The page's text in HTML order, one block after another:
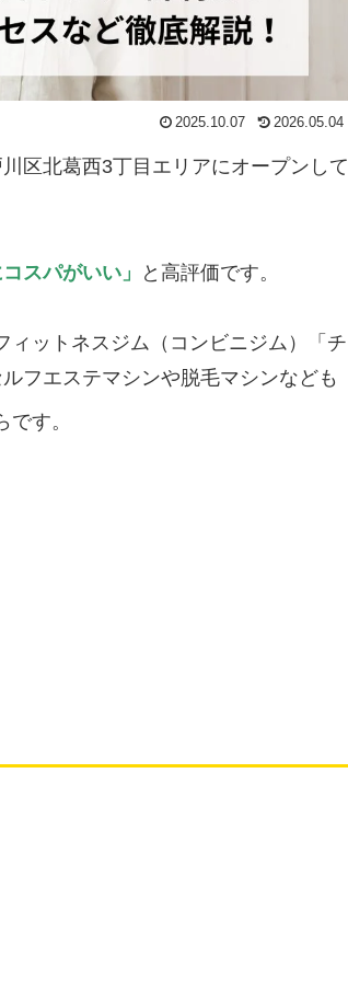
2025.10.07 2026.05.04
区北葛西3丁目エリアにオープンして
スパがいい」 と高評価です。
ィットネスジム（コンビニジム）「チ
フエステマシンや脱毛マシンなども
です。